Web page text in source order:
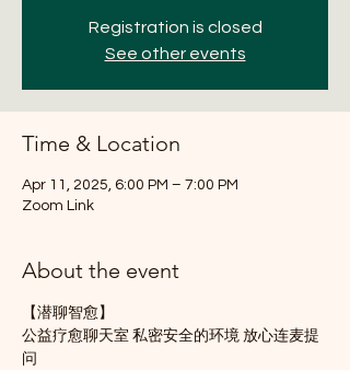
Registration is closed
See other events
Time & Location
Apr 11, 2025, 6:00 PM – 7:00 PM
Zoom Link
About the event
【潜聊智愈】
公益疗愈聊天室 私密安全的环境 放心连麦提
问